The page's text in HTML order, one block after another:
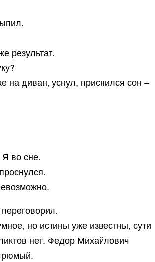
результат.
на диван, уснул, приснился сон –
во сне.
но истины уже известны, сути
нет. Федор Михайлович